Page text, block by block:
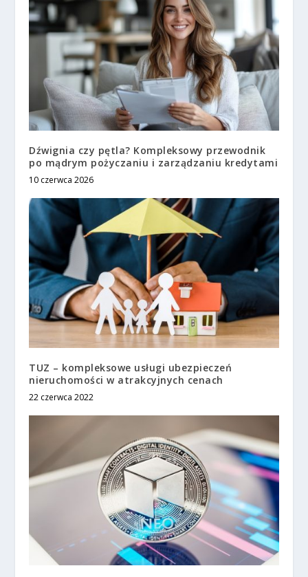
Dźwignia czy pętla? Kompleksowy przewodnik
po mądrym pożyczaniu i zarządzaniu kredytami
10 czerwca 2026
TUZ – kompleksowe usługi ubezpieczeń
nieruchomości w atrakcyjnych cenach
22 czerwca 2022